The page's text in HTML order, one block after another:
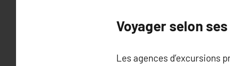
Voyager selon
Les agences d’excursions